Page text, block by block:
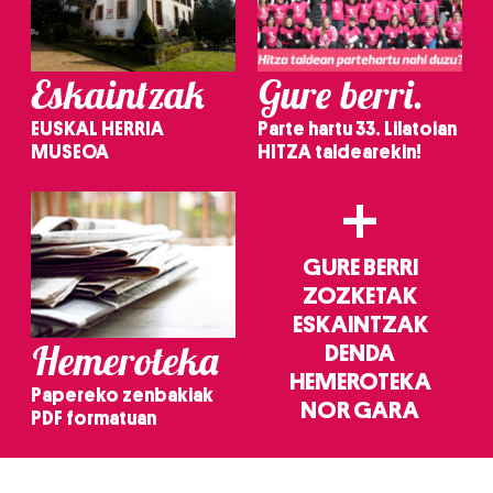
Eskaintzak
EUSKAL HERRIA
MUSEOA
Gure berri.
Parte hartu 33. Lilatoian
HITZA taldearekin!
Hemeroteka
Papereko zenbakiak
PDF formatuan
+
GURE BERRI
ZOZKETAK
ESKAINTZAK
DENDA
HEMEROTEKA
NOR GARA